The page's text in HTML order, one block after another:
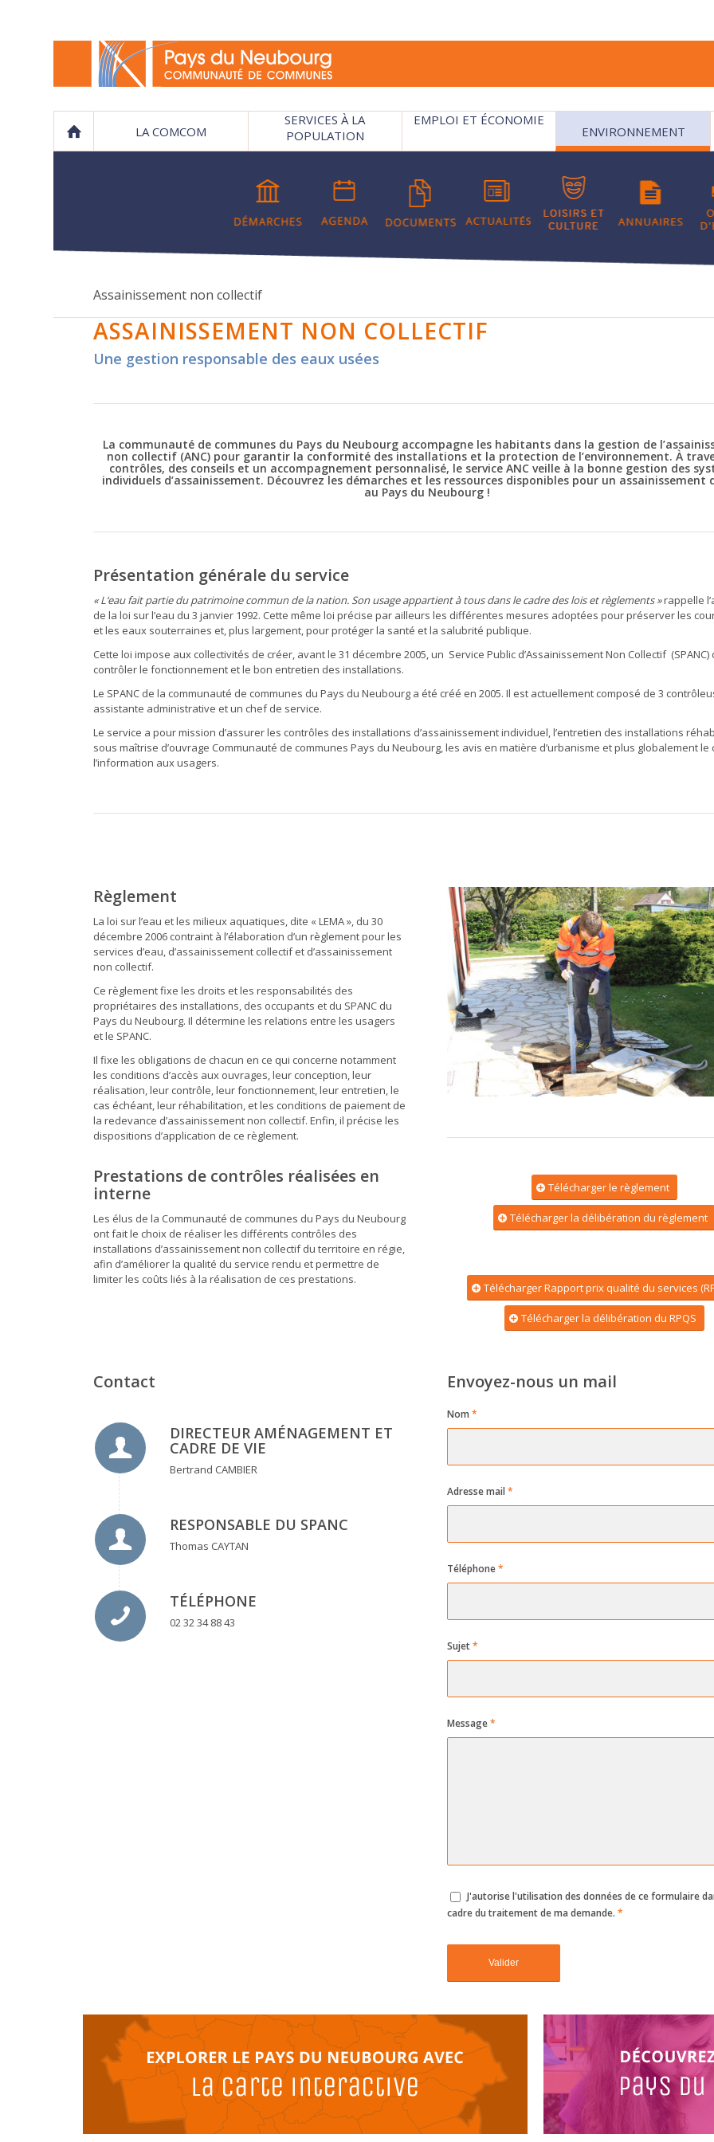
LA COMCOM
SERVICES À LA
POPULATION
EMPLOI ET ÉCONOMIE
ENVIRONNEMENT
Assainissement non collectif
ASSAINISSEMENT NON COLLECTIF
Une gestion responsable des eaux usées
La communauté de communes du Pays du Neubourg accompagne les habitants dans la gestion de
non collectif (ANC) pour garantir la conformité des installations et la protection de l’environnement. À
contrôles, des conseils et un accompagnement personnalisé, le service ANC veille à la bonne gestion des
individuels d’assainissement. Découvrez les démarches et les ressources disponibles pour un assainissement
au Pays du Neubourg !
Présentation générale du service
« L‘eau fait partie du patrimoine commun de la nation. Son usage appartient à tous dans le cadre des lois et règlements »rappelle
de la loi sur l’eau du 3 janvier 1992. Cette même loi précise par ailleurs les différentes mesures adoptées pour préserver les
et les eaux souterraines et, plus largement, pour protéger la santé et la salubrité publique.
Cette loi impose aux collectivités de créer, avant le 31 décembre 2005, un Service Public d’Assainissement Non Collectif
contrôler le fonctionnement et le bon entretien des installations.
Le SPANC de la communauté de communes du Pays du Neubourg a été créé en 2005. Il est actuellement composé de 3
assistante administrative et un chef de service.
Le service a pour mission d’assurer les contrôles des installations d’assainissement individuel, l’entretien des installations
sous maîtrise d’ouvrage Communauté de communes Pays du Neubourg, les avis en matière d’urbanisme et plus globalement le
l’information aux usagers.
Règlement
La loi sur l’eau et les milieux aquatiques, dite « LEMA », du 30
décembre 2006 contraint à l’élaboration d’un règlement pour les
services d’eau, d’assainissement collectif et d’assainissement
non collectif.
Ce règlement fixe les droits et les responsabilités des
propriétaires des installations, des occupants et du SPANC du
Pays du Neubourg. Il détermine les relations entre les usagers
et le SPANC.
Il fixe les obligations de chacun en ce qui concerne notamment
les conditions d’accès aux ouvrages, leur conception, leur
réalisation, leur contrôle, leur fonctionnement, leur entretien, le
cas échéant, leur réhabilitation, et les conditions de paiement de
la redevance d’assainissement non collectif. Enfin, il précise les
dispositions d’application de ce règlement.
Prestations de contrôles réalisées en
interne
Les élus de la Communauté de communes du Pays du Neubourg
ont fait le choix de réaliser les différents contrôles des
installations d’assainissement non collectif du territoire en régie,
afin d’améliorer la qualité du service rendu et permettre de
limiter les coûts liés à la réalisation de ces prestations.
Communauté de commune du
Télécharger le règlement
Télécharger la délibération du règlement
Télécharger Rapport prix qualité du services
Télécharger la délibération du RPQS
Contact
DIRECTEUR AMÉNAGEMENT ET
CADRE DE VIE
Bertrand CAMBIER
RESPONSABLE DU SPANC
Thomas CAYTAN
TÉLÉPHONE
02 32 34 88 43
Envoyez-nous un mail
Nom*
Adresse mail*
Téléphone*
Sujet*
Message*
J'autorise l'utilisation des données de ce formulaire
cadre du traitement de ma demande.*